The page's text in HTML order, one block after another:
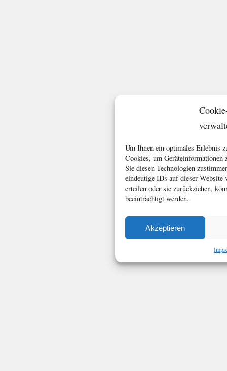
Um Ihnen ein optimales Erlebnis
Cookies, um Geräteinformationen
Sie diesen Technologien
eindeutige IDs auf dieser
erteilen oder sie zurückziehen,
beeinträchtigt werden.
Akzeptieren